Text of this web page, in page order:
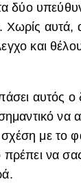
δύο
Χωρίς αυτά,
και
αυτός ο
να
με το
πρέπει να